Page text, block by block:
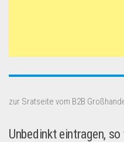
zur Sratseite vom B2B
Unbedinkt eintragen,